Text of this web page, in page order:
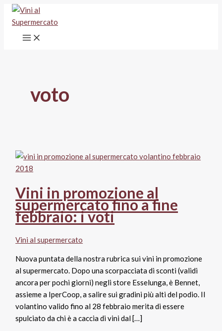
Vai
contenuto
voto
Vini in promozione al
supermercato fino a fine
febbraio: i voti
Vini al supermercato
Nuova puntata della nostra rubrica sui vini in promozione
al supermercato. Dopo una scorpacciata di sconti (validi
ancora per pochi giorni) negli store Esselunga, è Bennet,
assieme a IperCoop, a salire sui gradini più alti del podio. Il
volantino valido fino al 28 febbraio merita di essere
spulciato da chi è a caccia di vini dal […]